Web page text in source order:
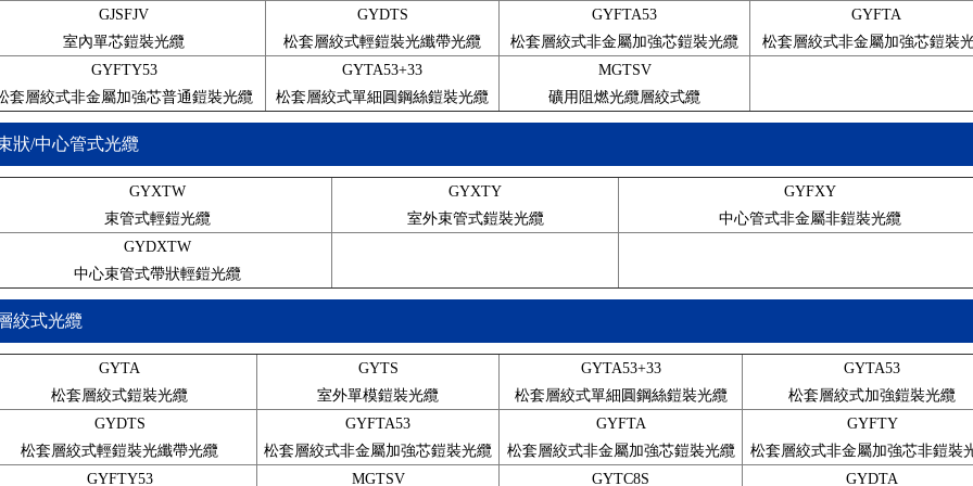
GYTA室外單模鎧裝光纜
GJSFJV
室內單芯鎧裝光纜
GYDTS
松套層絞式輕鎧裝光纖帶光纜
GYFTA53
松套層絞式非金屬加強芯鎧裝光纜
GYFTA
松套層絞式非金屬加強芯鎧裝
GYFTY53
套層絞式非金屬加強芯普通鎧裝光纜
GYTA53+33
松套層絞式單細圓鋼絲鎧裝光纜
MGTSV
礦用阻燃光纜層絞式纜
狀/中心管式光纜
GYXTW
束管式輕鎧光纜
GYXTY
室外束管式鎧裝光纜
GYFXY
中心管式非金屬非鎧裝光纜
GYDXTW
中心束管式帶狀輕鎧光纜
絞式光纜
GYTA
松套層絞式鎧裝光纜
GYTS
室外單模鎧裝光纜
GYTA53+33
松套層絞式單細圓鋼絲鎧裝光纜
GYTA53
松套層絞式加強鎧裝光纜
GYDTS
松套層絞式輕鎧裝光纖帶光纜
GYFTA53
松套層絞式非金屬加強芯鎧裝光纜
GYFTA
松套層絞式非金屬加強芯鎧裝光纜
GYFTY
松套層絞式非金屬加強芯非鎧裝
GYFTY53
MGTSV GYTC8S GYDTA